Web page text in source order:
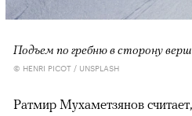
Подъем по гребню в сторону
© HENRI PICOT / UNSPLASH
Ратмир Мухаметзянов